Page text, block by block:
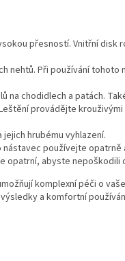
přesností. Vnitřní disk
nehtů. Při používání tohoto
na chodidlech a patách.
provádějte
hrubému vyhlazení.
používejte opatrně
opatrní, abyste nepoškodili
komplexní péči o
a komfortní